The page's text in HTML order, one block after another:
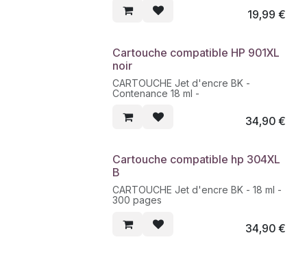
pages 825
19,99 €
Cartouche compatible HP 901XL
noir
CARTOUCHE Jet d'encre BK -
Contenance 18 ml -
34,90€
Cartouche compatible hp 304XL
B
CARTOUCHE Jet d'encre BK - 18 ml -
300 pages
34,90€